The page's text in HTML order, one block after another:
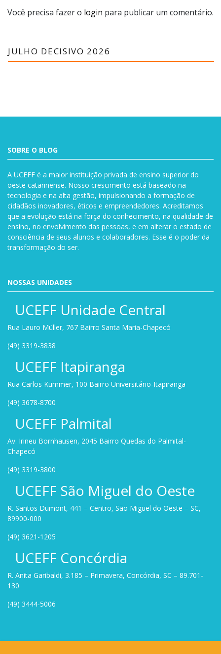
Você precisa fazer o login para publicar um comentário.
JULHO DECISIVO 2026
SOBRE O BLOG
A UCEFF é a maior instituição privada de ensino superior do
oeste catarinense. Nosso crescimento está baseado na
tecnologia e na alta gestão, impulsionando a formação de
cidadãos inovadores, éticos e empreendedores. Acreditamos
que a evolução está na força do conhecimento, na qualidade de
ensino, no envolvimento das pessoas, e em alterar o estado de
consciência de seus alunos e colaboradores. Esse é o poder da
transformação do ser.
NOSSAS UNIDADES
UCEFF Unidade Central
Rua Lauro Müller, 767 Bairro Santa Maria-Chapecó
(49) 3319-3838
UCEFF Itapiranga
Rua Carlos Kummer, 100 Bairro Universitário-Itapiranga
(49) 3678-8700
UCEFF Palmital
Av. Irineu Bornhausen, 2045 Bairro Quedas do Palmital-
Chapecó
(49) 3319-3800
UCEFF São Miguel do Oeste
R. Santos Dumont, 441 – Centro, São Miguel do Oeste – SC,
89900-000
(49) 3621-1205
UCEFF Concórdia
R. Anita Garibaldi, 3.185 – Primavera, Concórdia, SC – 89.701-
130
(49) 3444-5006